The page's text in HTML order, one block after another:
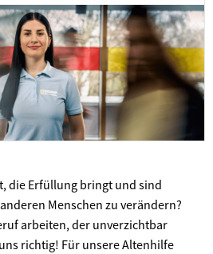
die Erfüllung bringt und sind
Menschen zu verändern?
arbeiten, der unverzichtbar
richtig! Für unsere Altenhilfe